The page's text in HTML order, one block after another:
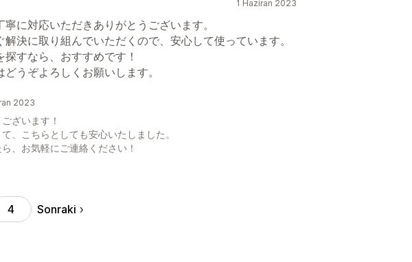
1 Haziran 2023
に対応いただきありがとうございます。
決に取り組んでいただくので、安心して使っています。
すなら、おすすめです！
うぞよろしくお願いします。
2023
ざいます！
、こちらとしても安心いたしました。
、お気軽にご連絡ください！
4 Sonraki